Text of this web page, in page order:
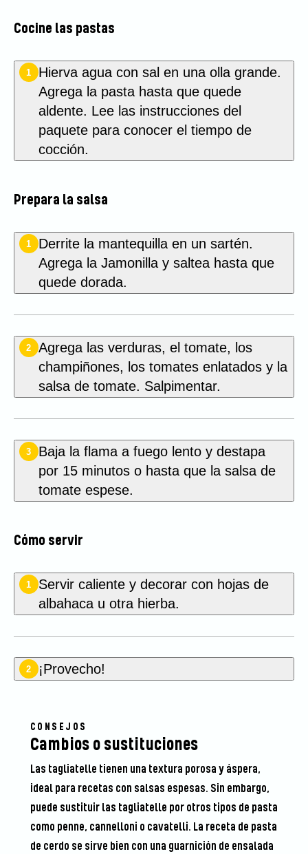
Cocine las pastas
1
Hierva agua con sal en una olla grande.
Agrega la pasta hasta que quede
aldente. Lee las instrucciones del
paquete para conocer el tiempo de
cocción.
Prepara la salsa
1
Derrite la mantequilla en un sartén.
Agrega la Jamonilla y saltea hasta que
quede dorada.
2
Agrega las verduras, el tomate, los
champiñones, los tomates enlatados y la
salsa de tomate. Salpimentar.
3
Baja la flama a fuego lento y destapa
por 15 minutos o hasta que la salsa de
tomate espese.
Cómo servir
1
Servir caliente y decorar con hojas de
albahaca u otra hierba.
2 ¡Provecho!
CONSEJOS
Cambios o sustituciones
Las tagliatelle tienen una textura porosa y áspera,
ideal para recetas con salsas espesas. Sin embargo,
puede sustituir las tagliatelle por otros tipos de pasta
como penne, cannelloni o cavatelli. La receta de pasta
de cerdo se sirve bien con una guarnición de ensalada